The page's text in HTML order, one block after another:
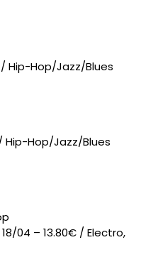
/ Hip-Hop/Jazz/Blues
Hip-Hop/Jazz/Blues
18/04 – 13.80€ / Electro,